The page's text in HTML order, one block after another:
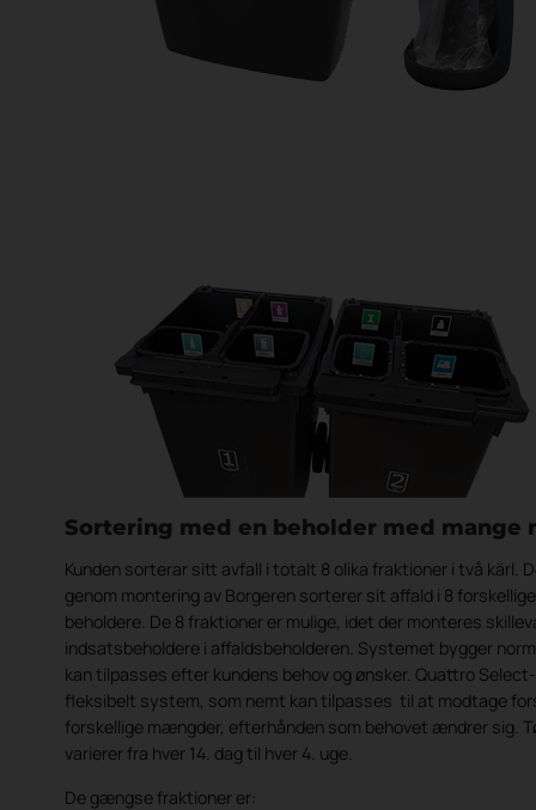
Sortering med en beholder med mange
Kunden sorterar sitt avfall i totalt 8 olika fraktioner i två kärl.
genom montering av Borgeren sorterer sit affald i 8
beholdere. De 8 fraktioner er mulige, idet der monteres
indsatsbeholdere i affaldsbeholderen. Systemet bygger
kan tilpasses efter kundens behov og ønsker. Quattro
fleksibelt system, som nemt kan tilpasses til at modtage
forskellige mængder, efterhånden som behovet ændrer sig.
varierer fra hver 14. dag til hver 4. uge.
De gængse fraktioner er: